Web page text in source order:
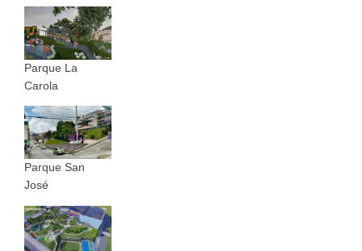
Parque La
Carola
Parque San
José